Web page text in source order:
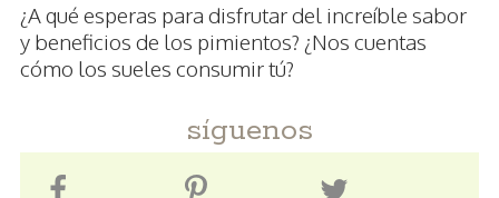
¿A qué esperas para disfrutar del increíble sabor
y beneficios de los pimientos? ¿Nos cuentas
cómo los sueles consumir tú?
síguenos